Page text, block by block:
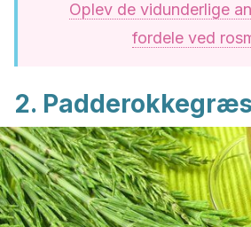
Oplev de vidunderlige
fordele ved
2. Padderokkegræs